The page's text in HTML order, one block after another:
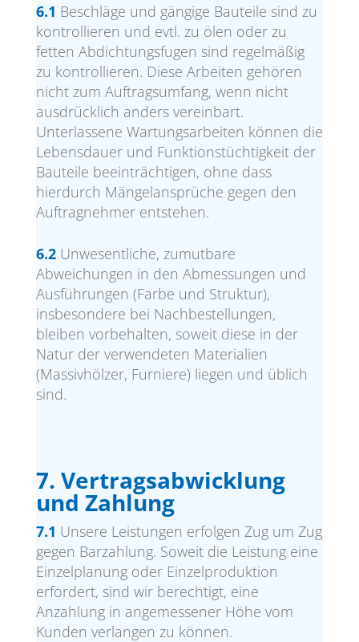
6.1 Beschläge und gängige Bauteile sind zu
kontrollieren und evtl. zu ölen oder zu
fetten Abdichtungsfugen sind regelmäßig
zu kontrollieren. Diese Arbeiten gehören
nicht zum Auftragsumfang, wenn nicht
ausdrücklich anders vereinbart.
Unterlassene Wartungsarbeiten können die
Lebensdauer und Funktionstüchtigkeit der
Bauteile beeinträchtigen, ohne dass
hierdurch Mängelansprüche gegen den
Auftragnehmer entstehen.
6.2Unwesentliche, zumutbare
Abweichungen in den Abmessungen und
Ausführungen (Farbe und Struktur),
insbesondere bei Nachbestellungen,
bleiben vorbehalten, soweit diese in der
Natur der verwendeten Materialien
(Massivhölzer, Furniere) liegen und üblich
sind.
7. Vertragsabwicklung
und Zahlung
7.1 Unsere Leistungen erfolgen Zug um Zug
gegen Barzahlung. Soweit die Leistung eine
Einzelplanung oder Einzelproduktion
erfordert, sind wir berechtigt, eine
Anzahlung in angemessener Höhe vom
Kunden verlangen zu können.